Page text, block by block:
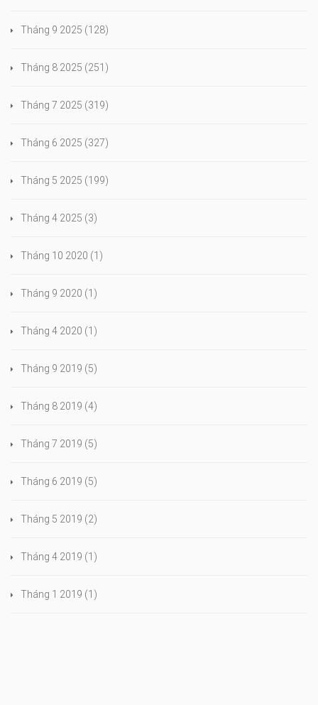
Tháng 9 2025 (128)
Tháng 8 2025 (251)
Tháng 7 2025 (319)
Tháng 6 2025 (327)
Tháng 5 2025 (199)
Tháng 4 2025 (3)
Tháng 10 2020 (1)
Tháng 9 2020 (1)
Tháng 4 2020 (1)
Tháng 9 2019 (5)
Tháng 8 2019 (4)
Tháng 7 2019 (5)
Tháng 6 2019 (5)
Tháng 5 2019 (2)
Tháng 4 2019 (1)
Tháng 1 2019 (1)